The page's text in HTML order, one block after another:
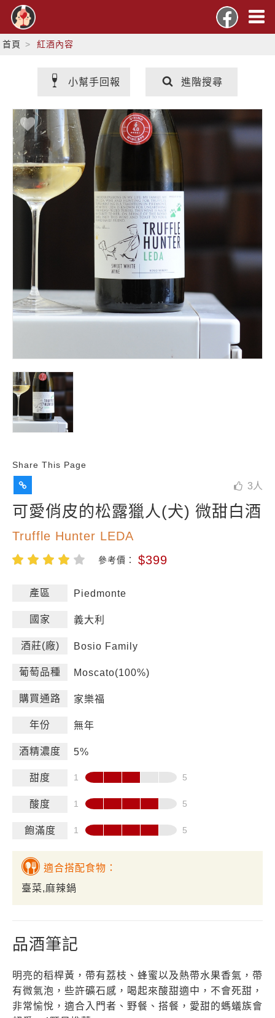
首頁 紅酒內容
小幫手回報 進階搜尋
Share This Page
3 人
可愛俏皮的松露獵人(犬) 微甜白酒
Truffle Hunter LEDA
參考價： $399
產區 Piedmonte
國家 義大利
酒莊(廠) Bosio Family
葡萄品種 Moscato(100%)
購買通路 家樂福
年份 無年
酒精濃度 5%
甜度
酸度
飽滿度
適合搭配食物：
臺菜,麻辣鍋
品酒筆記
明亮的稻桿黃，帶有荔枝、蜂蜜以及熱帶水果香氣，帶
有微氣泡，些許礦石感，喝起來酸甜適中，不會死甜，
非常愉悅，適合入門者、野餐、搭餐，愛甜的螞蟻族會